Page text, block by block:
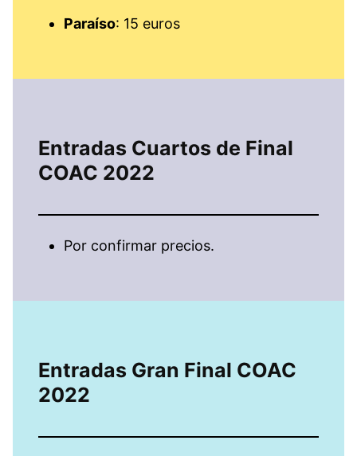
Paraíso: 15 euros
Entradas Cuartos de Final
COAC 2022
Por confirmar precios.
Entradas Gran Final COAC
2022